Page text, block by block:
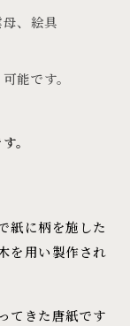
、絵具
能です。
。
紙に柄を施した
を用い製作され
てきた唐紙です